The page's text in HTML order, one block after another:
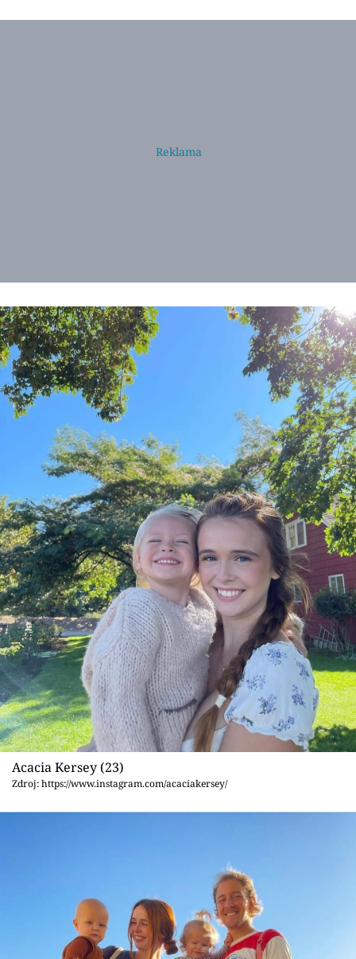
Acacia Kersey (23)
Zdroj: https://www.instagram.com/acaciakersey/